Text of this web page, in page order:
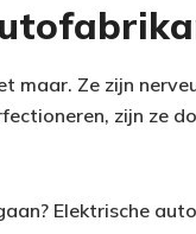
maar. Ze zijn
zijn ze
Elektrische